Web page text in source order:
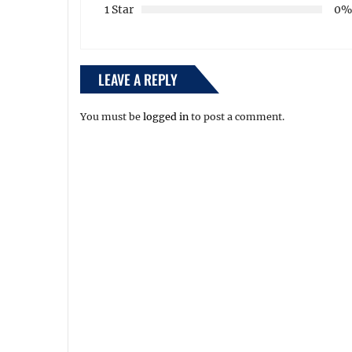
1 Star
0%
LEAVE A REPLY
You must be logged in to post a comment.